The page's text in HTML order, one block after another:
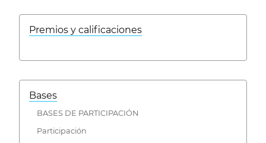
Premios y calificaciones
Bases
BASES DE PARTICIPACIÓN
Participación